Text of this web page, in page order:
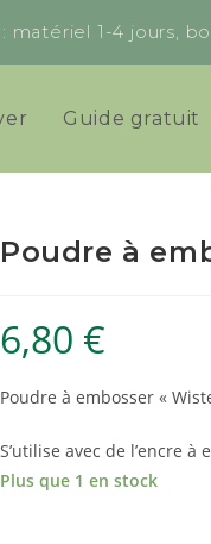
1-4 jours,
Guide gratuit
Poudre à
6,80 €
Poudre à embosser «
S’utilise avec de l’encre
Plus que 1 en stock